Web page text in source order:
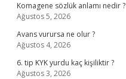
Komagene sözlük anlamı nedir ?
Ağustos 5, 2026
Avans vurursa ne olur ?
Ağustos 4, 2026
6. tip KYK yurdu kaç kişiliktir ?
Ağustos 3, 2026